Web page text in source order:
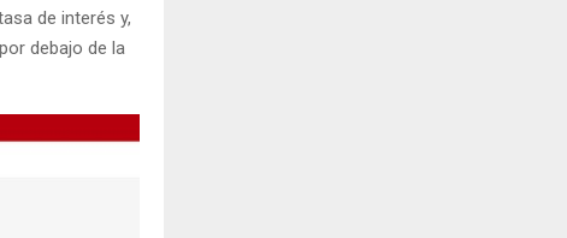
de interés y,
debajo de la